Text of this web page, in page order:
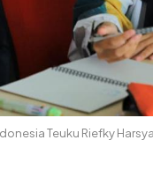
Teuku Riefky